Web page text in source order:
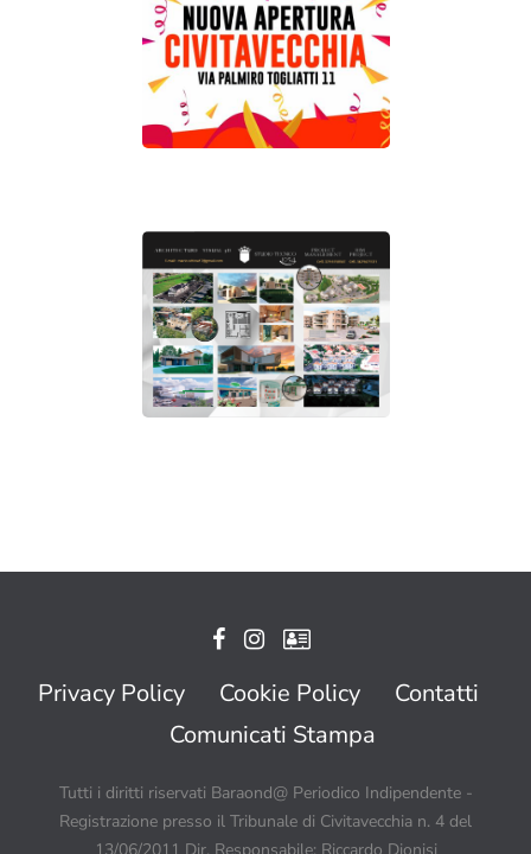
Privacy Policy Cookie Policy
Contatti
Comunicati Stampa
Tutti i diritti riservati Baraond@ Periodico Indipendente -
Registrazione presso il Tribunale di Civitavecchia n. 4 del